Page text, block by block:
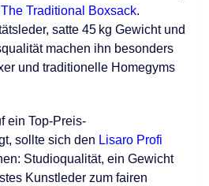
Traditional Boxsack.
satte 45 kg Gewicht und
machen ihn besonders
und traditionelle Homegyms
ein Top-Preis-
sollte sich den Lisaro Profi
Studioqualität, ein Gewicht
Kunstleder zum fairen